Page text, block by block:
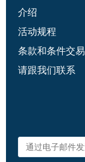
介绍
活动规程
条款和条件交易
请跟我们联系